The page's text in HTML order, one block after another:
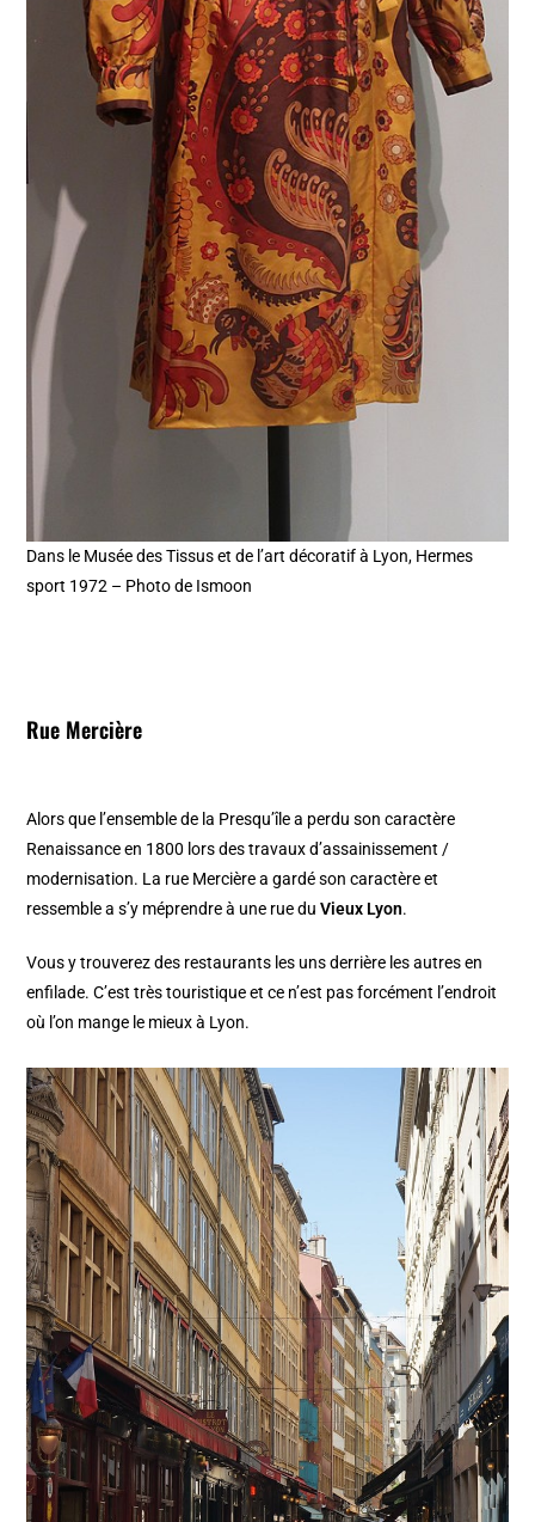
Dans le Musée des Tissus et de l’art décoratif à Lyon, Hermes
sport 1972 – Photo de Ismoon
Rue Mercière
Alors que l’ensemble de la Presqu’île a perdu son caractère
Renaissance en 1800 lors des travaux d’assainissement /
modernisation. La rue Mercière a gardé son caractère et
ressemble a s’y méprendre à une rue duVieux Lyon.
Vous y trouverez des restaurants les uns derrière les autres en
enfilade. C’est très touristique et ce n’est pas forcément l’endroit
où l’on mange le mieux à Lyon.